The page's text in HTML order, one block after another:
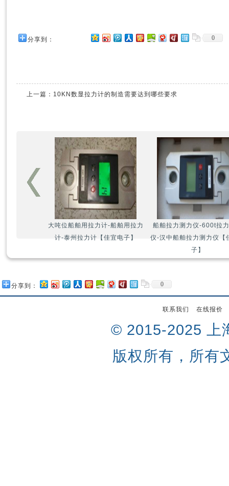
分享到： 0
上一篇： 10KN数显拉力计的制造需要达到哪些要求
大吨位船舶用拉力计-船舶用拉力
计-泰州拉力计【佳宜电子】
船舶拉力测力仪-600t拉
仪-汉中船舶拉力测力仪【
子】
分享到： 0
联系我们 在线报价
© 2015-2025 上
版权所有，所有